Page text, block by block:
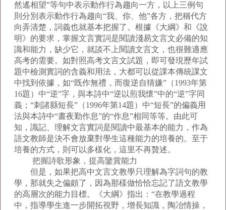
然遙相望”等句中表示動作行為趨向一方，以上三例句
則分別表示動作行為趨向“我、你、他”各方，把稱代方
向弄清楚，詞義也就基本把握了。根據《大綱》和《說
明》的要求，掌握文言實詞是閱讀淺易文言文必備的知
識和能力，缺少它，就談不上閱讀文言文，也很難適應
高考的需要。如對照高考文言文試題，即可發現歷年試
題中檢測實詞的含義和用法，大都可以從課本傳統課文
中找到依據，如“既作無禮，而復逆自猜嫌”（1993年第
16題）中“逆”字，與本詩中“逆以煎我懷”中的“逆”字同
義；“刺諸縣短長”（1996年第14題）中“短長”的偏義用
法與本詩中“晝夜勤作息”的“作息”相同等等。由此可
知，識記、理解文言實詞是閱讀中最基本的能力，作為
語文教師是決不會放棄對學生這種能力的培養的。至于
培養的方式，則可以多樣化，這里不再贅述。
把握詩歌形象，提高鑒賞能力
但是，如果把高中文言文教學只理解為字詞句的教
學，那就失之偏頗了，因為那樣做恰恰忘記了語文教學
的高層次的能力目標。《大綱》指出：“在教學過程
中，指導學生進一步開拓視野，增長知識，陶冶情操，